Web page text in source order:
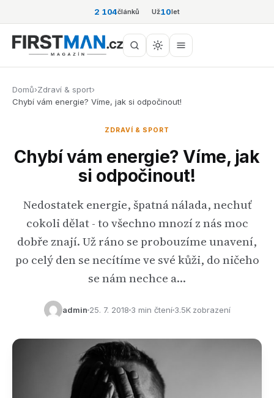
2 104článků Už10let
Domů›Zdraví & sport›
Chybí vám energie? Víme, jak si odpočinout!
ZDRAVÍ & SPORT
Chybí vám energie? Víme, jak
si odpočinout!
Nedostatek energie, špatná nálada, nechuť
cokoli dělat - to všechno mnozí z nás moc
dobře znají. Už ráno se probouzíme unavení,
po celý den se necítíme ve své kůži, do ničeho
se nám nechce a…
admin 25. 7. 2018 3 min čtení3.5K zobrazení